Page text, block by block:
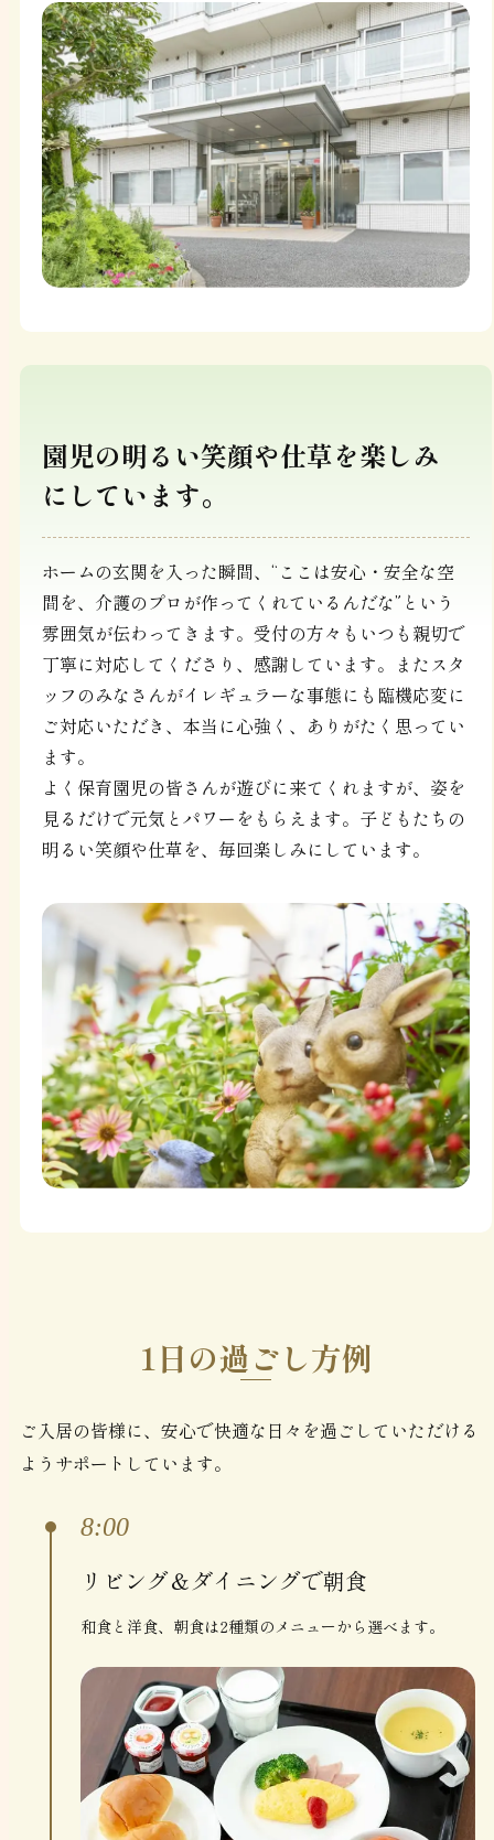
園児の明るい笑顔や仕草を楽しみ
にしています。
ホームの玄関を入った瞬間、“ここは安心・安全な空
間を、介護のプロが作ってくれているんだな”という
雰囲気が伝わってきます。受付の方々もいつも親切で
丁寧に対応してくださり、感謝しています。またスタ
ッフのみなさんがイレギュラーな事態にも臨機応変に
ご対応いただき、本当に心強く、ありがたく思ってい
ます。
よく保育園児の皆さんが遊びに来てくれますが、姿を
見るだけで元気とパワーをもらえます。子どもたちの
明るい笑顔や仕草を、毎回楽しみにしています。
1日の過ごし方例
ご入居の皆様に、安心で快適な日々を過ごしていただける
ようサポートしています。
8:00
リビング＆ダイニングで朝食
和食と洋食、朝食は2種類のメニューから選べます。